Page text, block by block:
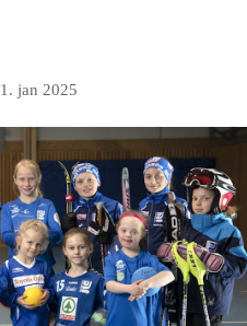
1. jan 2025